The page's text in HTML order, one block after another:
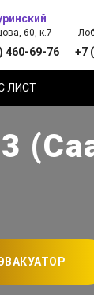
60, к.7
460-69-76 +7
ЛИСТ